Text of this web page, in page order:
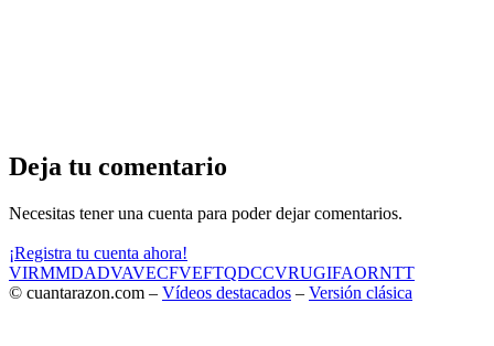
Deja tu comentario
Necesitas tener una cuenta para poder dejar comentarios.
¡Registra tu cuenta ahora!
VIRMMDADVAVECFVEFTQDCCVRUGIFAORNTT
© cuantarazon.com – Vídeos destacados – Versión clásica